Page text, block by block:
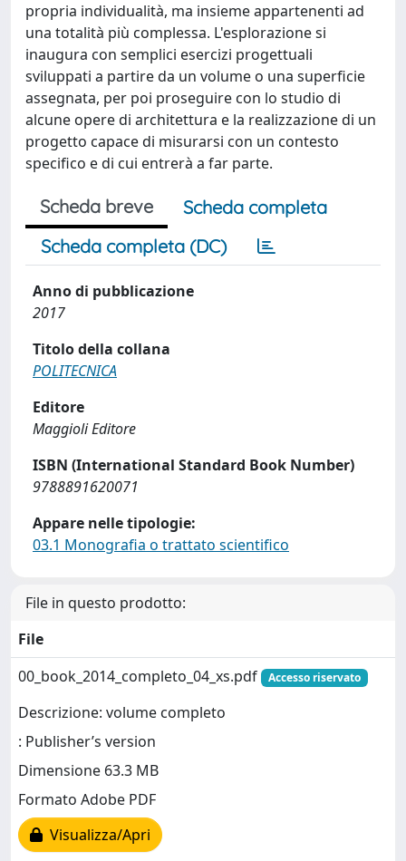
propria individualità, ma insieme appartenenti ad
una totalità più complessa. L'esplorazione si
inaugura con semplici esercizi progettuali
sviluppati a partire da un volume o una superficie
assegnata, per poi proseguire con lo studio di
alcune opere di architettura e la realizzazione di un
progetto capace di misurarsi con un contesto
specifico e di cui entrerà a far parte.
Scheda breve
Scheda completa
Scheda completa (DC)
Anno di pubblicazione
2017
Titolo della collana
POLITECNICA
Editore
Maggioli Editore
ISBN (International Standard Book Number)
9788891620071
Appare nelle tipologie:
03.1 Monografia o trattato scientifico
File in questo prodotto:
File
00_book_2014_completo_04_xs.pdf
Accesso riservato
Descrizione: volume completo
: Publisher’s version
Dimensione 63.3 MB
Formato Adobe PDF
Visualizza/Apri